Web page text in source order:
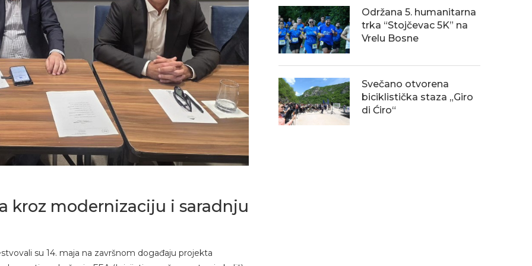
kroz modernizaciju i saradnju
su 14. maja na završnom događaju projekta
Održana 5. humanitarna
trka “Stojčevac 5K” na
Vrelu Bosne
Svečano otvorena
biciklistička staza „Giro
di Ćiro“